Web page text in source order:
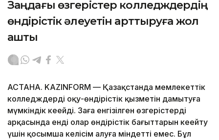
Заңдағы өзгерістер колледждердің
өндірістік әлеуетін арттыруға жол
ашты
АСТАНА. KAZINFORM — Қазақстанда мемлекеттік
колледждердің оқу-өндірістік қызметін дамытуға
мүмкіндік кеңейді. Заңға енгізілген өзгерістердің
арқасында енді олар өндірістік бағыттарын кеңейту
үшін қосымша келісім алуға міндетті емес. Бұл